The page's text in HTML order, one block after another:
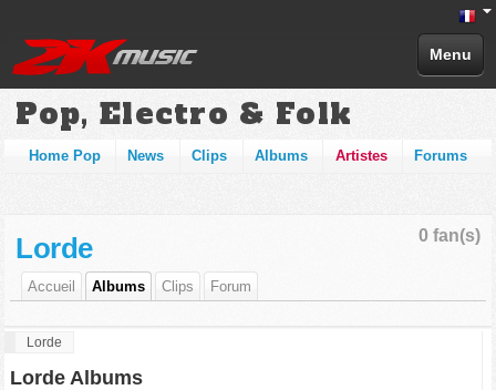
Menu
Pop, Electro & Folk
Home Pop News Clips Albums Artistes Forums
0 fan(s)
Lorde
Accueil Albums Clips Forum
Lorde
Lorde Albums